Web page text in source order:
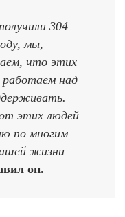
304
мы,
что этих
над
этих людей
по многим
жизни
он.